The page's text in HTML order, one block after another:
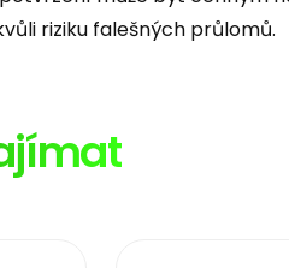
riziku falešných průlomů.